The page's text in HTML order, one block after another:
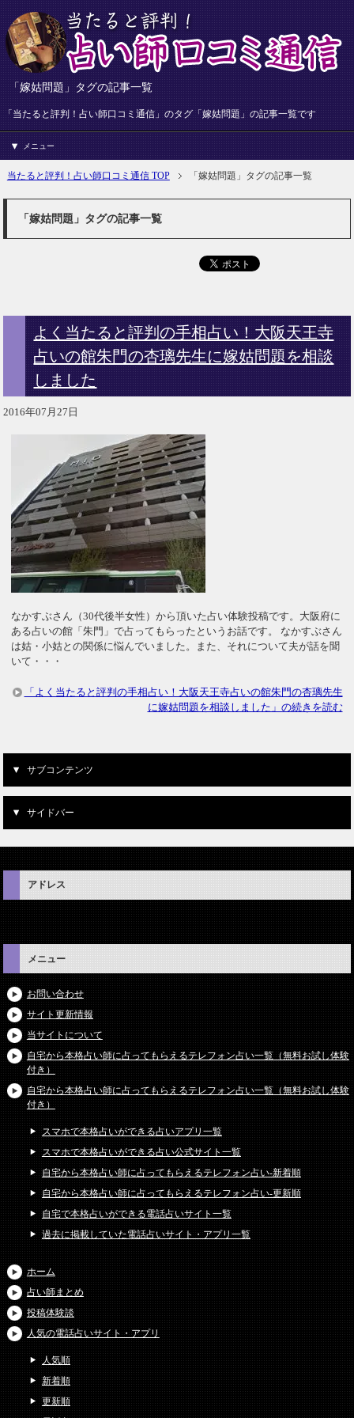
「嫁姑問題」タグの記事一覧
「当たると評判！占い師口コミ通信」のタグ「嫁姑問題」の記事一覧です
メニュー
当たると評判！占い師口コミ通信 TOP 「嫁姑問題」タグの記事一覧
「嫁姑問題」タグの記事一覧
よく当たると評判の手相占い！大阪天王寺
占いの館朱門の杏璃先生に嫁姑問題を相談
しました
2016年07月27日
なかすぶさん（30代後半女性）から頂いた占い体験投稿です。大阪府に
ある占いの館「朱門」で占ってもらったというお話です。 なかすぶさん
は姑・小姑との関係に悩んでいました。また、それについて夫が話を聞
いて・・・
「よく当たると評判の手相占い！大阪天王寺占いの館朱門の杏璃先生
に嫁姑問題を相談しました」の続きを読む
サブコンテンツ
サイドバー
アドレス
メニュー
お問い合わせ
サイト更新情報
当サイトについて
自宅から本格占い師に占ってもらえるテレフォン占い一覧（無料お試し体験
付き）
自宅から本格占い師に占ってもらえるテレフォン占い一覧（無料お試し体験
付き）
スマホで本格占いができる占いアプリ一覧
スマホで本格占いができる占い公式サイト一覧
自宅から本格占い師に占ってもらえるテレフォン占い-新着順
自宅から本格占い師に占ってもらえるテレフォン占い-更新順
自宅で本格占いができる電話占いサイト一覧
過去に掲載していた電話占いサイト・アプリ一覧
ホーム
占い師まとめ
投稿体験談
人気の電話占いサイト・アプリ
人気順
新着順
更新順